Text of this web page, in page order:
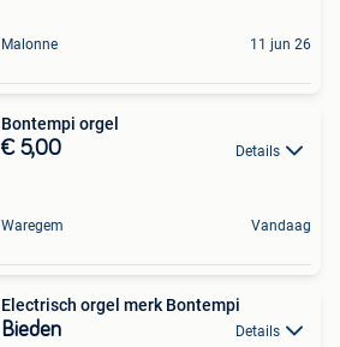
Malonne 11 jun 26
Bontempi orgel
€ 5,00 Details
Waregem Vandaag
Electrisch orgel merk Bontempi
Bieden Details